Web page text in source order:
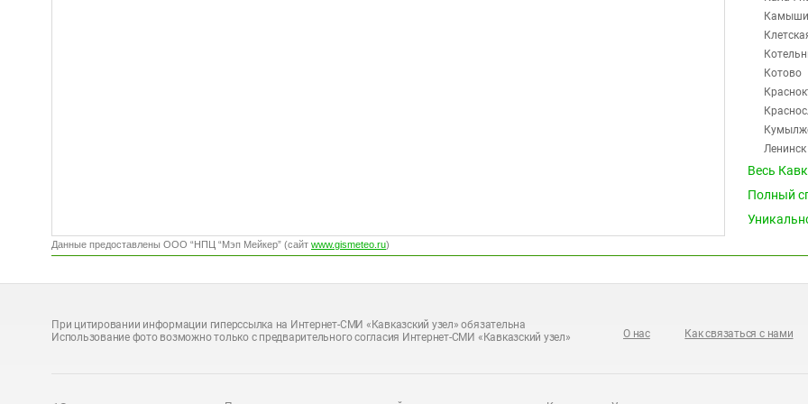
Котово
Ленинск
Весь
Полный
Данные предоставлены ООО “НПЦ “Мэп Мейкер” (сайт www.gismeteo.ru)
При цитировании информации гиперссылка на Интернет-СМИ «Кавказский узел» обязательна
Использование фото возможно только с предварительного согласия Интернет-СМИ «Кавказский узел»
О нас Как связаться с нами